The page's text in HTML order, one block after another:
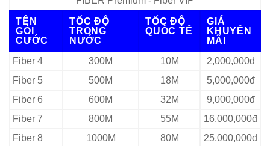
TÊN
GÓI
CƯỚC
TỐC ĐỘ
TRONG
NƯỚC
TỐC ĐỘ
QUỐC TẾ
GIÁ
KHUYẾN
MÃI
Fiber 4
300M 10M
2,000,000đ
Fiber 5
500M 18M
5,000,000đ
Fiber 6
600M 32M
9,000,000đ
Fiber 7
800M 55M
16,000,000đ
Fiber 8
1000M 80M
25,000,000đ